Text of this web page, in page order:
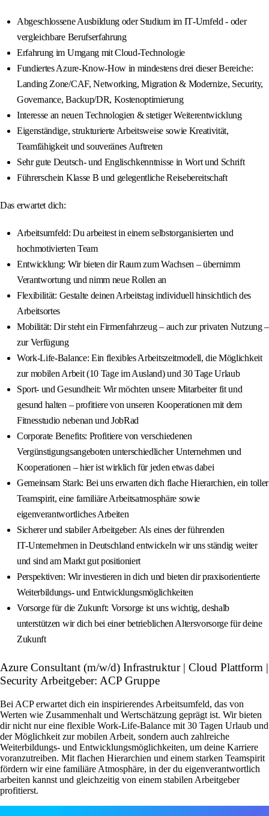
Abgeschlossene Ausbildung oder Studium im IT‑Umfeld - oder
vergleichbare Berufserfahrung
Erfahrung im Umgang mit Cloud‑Technologie
Fundiertes Azure‑Know‑How in mindestens drei dieser Bereiche:
Landing Zone/CAF, Networking, Migration & Modernize, Security,
Governance, Backup/DR, Kostenoptimierung
Interesse an neuen Technologien & stetiger Weiterentwicklung
Eigenständige, strukturierte Arbeitsweise sowie Kreativität,
Teamfähigkeit und souveränes Auftreten
Sehr gute Deutsch- und Englischkenntnisse in Wort und Schrift
Führerschein Klasse B und gelegentliche Reisebereitschaft
Das erwartet dich:
Arbeitsumfeld: Du arbeitest in einem selbstorganisierten und
hochmotivierten Team
Entwicklung: Wir bieten dir Raum zum Wachsen – übernimm
Verantwortung und nimm neue Rollen an
Flexibilität: Gestalte deinen Arbeitstag individuell hinsichtlich des
Arbeitsortes
Mobilität: Dir steht ein Firmenfahrzeug – auch zur privaten Nutzung –
zur Verfügung
Work‑Life‑Balance: Ein flexibles Arbeitszeitmodell, die Möglichkeit
zur mobilen Arbeit (10 Tage im Ausland) und 30 Tage Urlaub
Sport‑ und Gesundheit: Wir möchten unsere Mitarbeiter fit und
gesund halten – profitiere von unseren Kooperationen mit dem
Fitnesstudio nebenan und JobRad
Corporate Benefits: Profitiere von verschiedenen
Vergünstigungsangeboten unterschiedlicher Unternehmen und
Kooperationen – hier ist wirklich für jeden etwas dabei
Gemeinsam Stark: Bei uns erwarten dich flache Hierarchien, ein toller
Teamspirit, eine familiäre Arbeitsatmosphäre sowie
eigenverantwortliches Arbeiten
Sicherer und stabiler Arbeitgeber: Als eines der führenden
IT‑Unternehmen in Deutschland entwickeln wir uns ständig weiter
und sind am Markt gut positioniert
Perspektiven: Wir investieren in dich und bieten dir praxisorientierte
Weiterbildungs‑ und Entwicklungsmöglichkeiten
Vorsorge für die Zukunft: Vorsorge ist uns wichtig, deshalb
unterstützen wir dich bei einer betrieblichen Altersvorsorge für deine
Zukunft
Azure Consultant (m/w/d) Infrastruktur | Cloud Plattform |
Security Arbeitgeber: ACP Gruppe
Bei ACP erwartet dich ein inspirierendes Arbeitsumfeld, das von
Werten wie Zusammenhalt und Wertschätzung geprägt ist. Wir bieten
dir nicht nur eine flexible Work-Life-Balance mit 30 Tagen Urlaub und
der Möglichkeit zur mobilen Arbeit, sondern auch zahlreiche
Weiterbildungs- und Entwicklungsmöglichkeiten, um deine Karriere
voranzutreiben. Mit flachen Hierarchien und einem starken Teamspirit
fördern wir eine familiäre Atmosphäre, in der du eigenverantwortlich
arbeiten kannst und gleichzeitig von einem stabilen Arbeitgeber
profitierst.